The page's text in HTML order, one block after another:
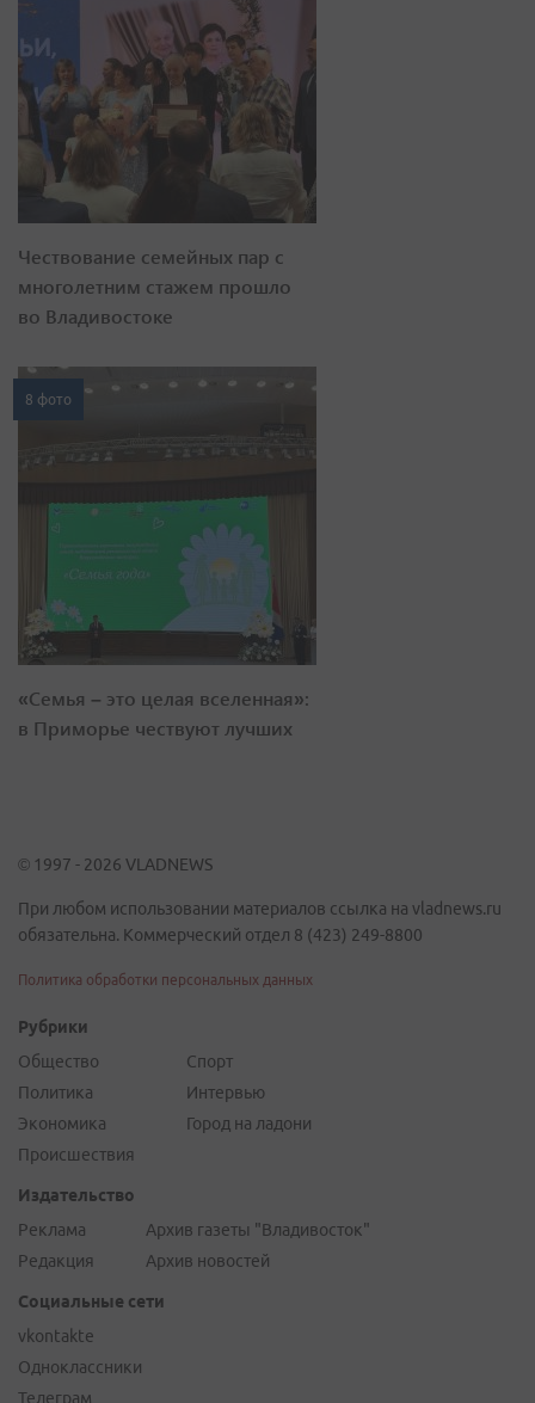
Чествование семейных пар с
многолетним стажем прошло
во Владивостоке
8 фото
«Семья – это целая вселенная»:
в Приморье чествуют лучших
© 1997 - 2026 VLADNEWS
При любом использовании материалов ссылка на vladnews.ru
обязательна. Коммерческий отдел 8 (423) 249-8800
Политика обработки персональных данных
Рубрики
Общество
Политика
Экономика
Происшествия
Спорт
Интервью
Город на ладони
Издательство
Реклама
Редакция
Архив газеты "Владивосток"
Архив новостей
Социальные сети
vkontakte
Одноклассники
Телеграм